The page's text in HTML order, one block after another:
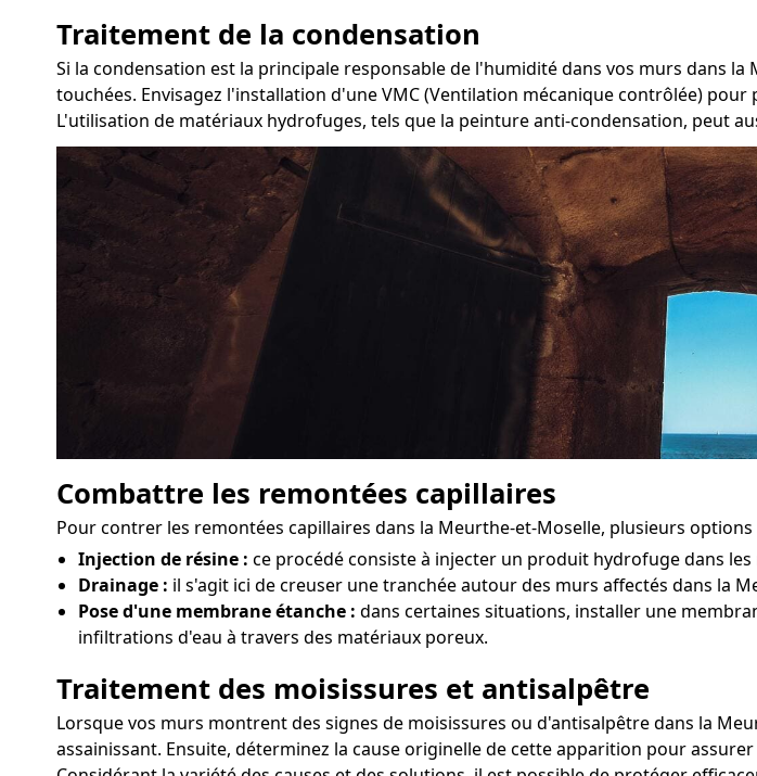
Traitement de la condensation
Si la condensation est la principale responsable de l'humidité dans vos murs dans
touchées. Envisagez l'installation d'une VMC (Ventilation mécanique contrôlée)
L'utilisation de matériaux hydrofuges, tels que la peinture anti-condensation, peut
Combattre les remontées capillaires
Pour contrer les remontées capillaires dans la Meurthe-et-Moselle, plusieurs
Injection de résine : ce procédé consiste à injecter un produit hydrofuge dans
Drainage : il s'agit ici de creuser une tranchée autour des murs affectés dans la
Pose d'une membrane étanche : dans certaines situations, installer une
infiltrations d'eau à travers des matériaux poreux.
Traitement des moisissures et antisalpêtre
Lorsque vos murs montrent des signes de moisissures ou d'antisalpêtre dans la
assainissant. Ensuite, déterminez la cause originelle de cette apparition pour